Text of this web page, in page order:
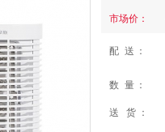
市场价：
配 送 ：
数 量 ：
送 货 ：